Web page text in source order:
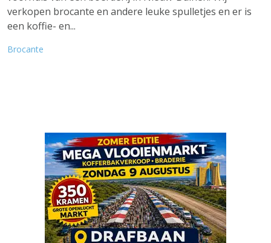
verkopen brocante en andere leuke spulletjes en er is
een koffie- en...
Brocante